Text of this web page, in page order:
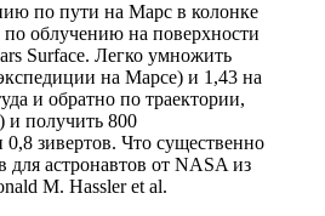
по пути на Марс в колонке
облучению на поверхности
Surface. Легко умножить
на Марсе) и 1,43 на
и обратно по траектории,
и получить 800
зивертов. Что существенно
астронавтов от NASA из
M. Hassler et al.